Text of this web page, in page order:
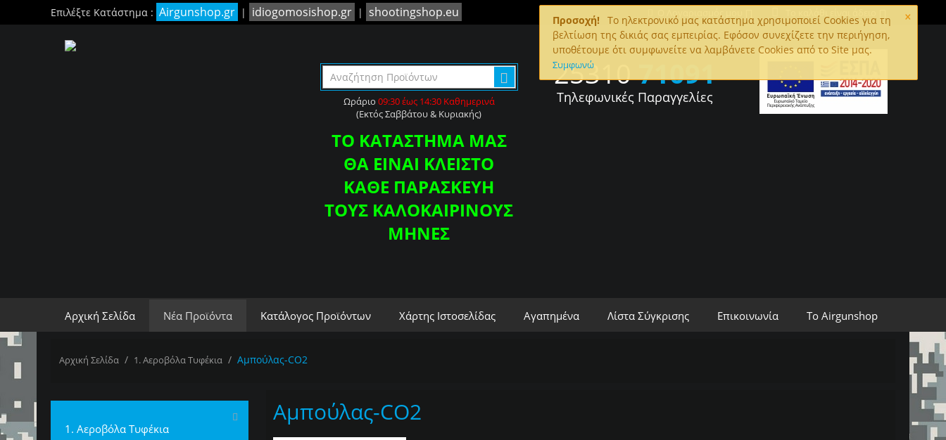
×
Προσοχή!
To ηλεκτρονικό μας κατάστημα χρησιμοποιεί Cookies για τη
βελτίωση της δικιάς σας εμπειρίας. Εφόσον συνεχίζετε την περιήγηση,
υποθέτουμε ότι συμφωνείτε να λαμβάνετε Cookies από το Site μας.
Συμφωνώ
Επιλέξτε Κατάστημα : Airgunshop.gr | idiogomosishop.gr | shootingshop.eu Το καλάθι είναι άδειο
Ο Λογαριασμός μου
Ωράριο 09:30 έως 14:30 Καθημερινά
(Εκτός Σαββάτου & Κυριακής)
ΤΟ ΚΑΤΑΣΤΗΜΑ ΜΑΣ
ΘΑ ΕΙΝΑΙ ΚΛΕΙΣΤΟ
ΚΑΘΕ ΠΑΡΑΣΚΕΥΗ
ΤΟΥΣ ΚΑΛΟΚΑΙΡΙΝΟΥΣ
ΜΗΝΕΣ
2531071091
Τηλεφωνικές Παραγγελίες
Αρχική Σελίδα Νέα Προϊόντα Κατάλογος Προϊόντων Χάρτης Ιστοσελίδας Αγαπημένα Λίστα Σύγκρισης Επικοινωνία Το Airgunshop
Αρχική Σελίδα / 1. Αεροβόλα Τυφέκια / Αμπούλας-CO2
1. Αεροβόλα Τυφέκια
Αμπούλας-CO2